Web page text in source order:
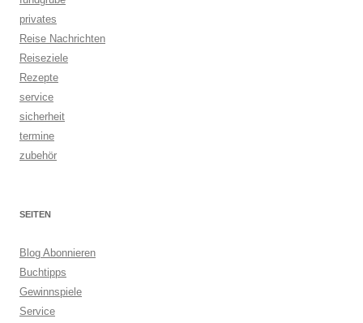
privates
Reise Nachrichten
Reiseziele
Rezepte
service
sicherheit
termine
zubehör
SEITEN
Blog Abonnieren
Buchtipps
Gewinnspiele
Service